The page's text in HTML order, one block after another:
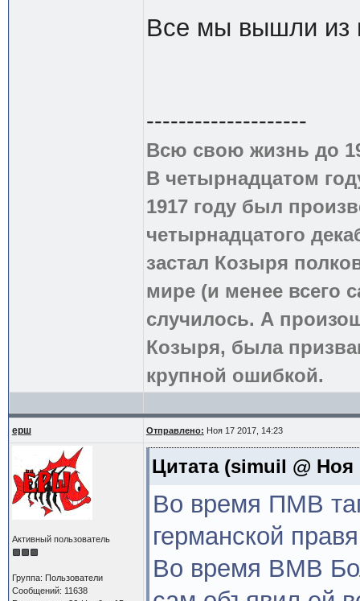
Все мы вышли из
--------------------
Всю свою жизнь до
В четырнадцатом
1917 году был
четырнадцатого
застал Козыря
мире (и менее всего
случилось. А
Козыря, была
крупной ошибкой.
ерш Отправлено: Ноя 17 2017, 14:23
Активный пользователь
Группа: Пользователи
Сообщений: 11638
Цитата(simuil @ Ноя
Во время ПМВ
германской
Во время ВМВ